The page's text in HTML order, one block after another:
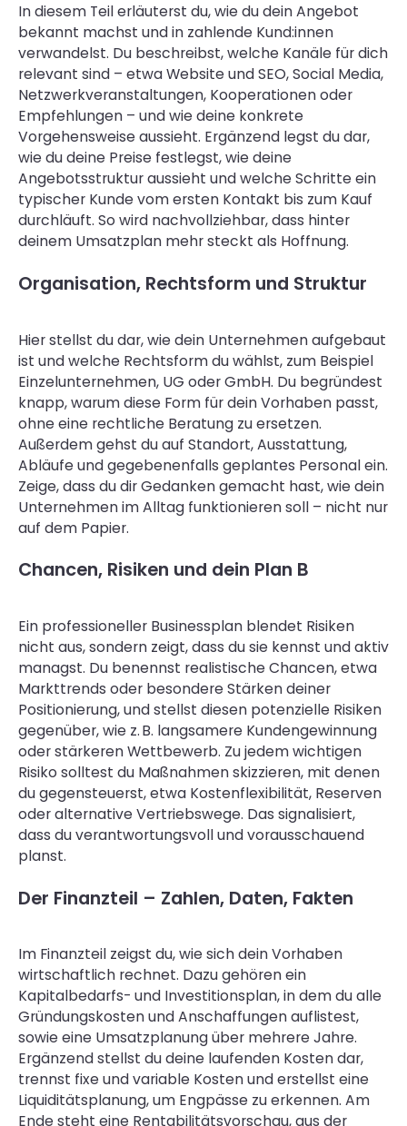
In diesem Teil erläuterst du, wie du dein Angebot
bekannt machst und in zahlende Kund:innen
verwandelst. Du beschreibst, welche Kanäle für dich
relevant sind – etwa Website und SEO, Social Media,
Netzwerkveranstaltungen, Kooperationen oder
Empfehlungen – und wie deine konkrete
Vorgehensweise aussieht. Ergänzend legst du dar,
wie du deine Preise festlegst, wie deine
Angebotsstruktur aussieht und welche Schritte ein
typischer Kunde vom ersten Kontakt bis zum Kauf
durchläuft. So wird nachvollziehbar, dass hinter
deinem Umsatzplan mehr steckt als Hoffnung.
Organisation, Rechtsform und Struktur
Hier stellst du dar, wie dein Unternehmen aufgebaut
ist und welche Rechtsform du wählst, zum Beispiel
Einzelunternehmen, UG oder GmbH. Du begründest
knapp, warum diese Form für dein Vorhaben passt,
ohne eine rechtliche Beratung zu ersetzen.
Außerdem gehst du auf Standort, Ausstattung,
Abläufe und gegebenenfalls geplantes Personal ein.
Zeige, dass du dir Gedanken gemacht hast, wie dein
Unternehmen im Alltag funktionieren soll – nicht nur
auf dem Papier.
Chancen, Risiken und dein Plan B
Ein professioneller Businessplan blendet Risiken
nicht aus, sondern zeigt, dass du sie kennst und aktiv
managst. Du benennst realistische Chancen, etwa
Markttrends oder besondere Stärken deiner
Positionierung, und stellst diesen potenzielle Risiken
gegenüber, wie z. B. langsamere Kundengewinnung
oder stärkeren Wettbewerb. Zu jedem wichtigen
Risiko solltest du Maßnahmen skizzieren, mit denen
du gegensteuerst, etwa Kostenflexibilität, Reserven
oder alternative Vertriebswege. Das signalisiert,
dass du verantwortungsvoll und vorausschauend
planst.
Der Finanzteil – Zahlen, Daten, Fakten
Im Finanzteil zeigst du, wie sich dein Vorhaben
wirtschaftlich rechnet. Dazu gehören ein
Kapitalbedarfs- und Investitionsplan, in dem du alle
Gründungskosten und Anschaffungen auflistest,
sowie eine Umsatzplanung über mehrere Jahre.
Ergänzend stellst du deine laufenden Kosten dar,
trennst fixe und variable Kosten und erstellst eine
Liquiditätsplanung, um Engpässe zu erkennen. Am
Ende steht eine Rentabilitätsvorschau, aus der